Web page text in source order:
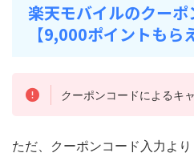
楽天モバイルのクーポ
【9,000ポイントもら
クーポンコードによるキ
ただ、クーポンコード入力よ